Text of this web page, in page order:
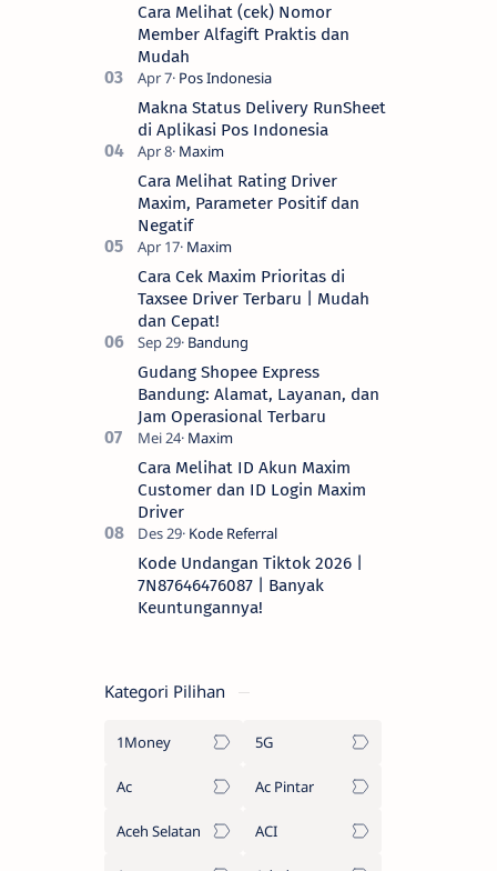
Cara Melihat (cek) Nomor
Member Alfagift Praktis dan
Mudah
Makna Status Delivery RunSheet
di Aplikasi Pos Indonesia
Cara Melihat Rating Driver
Maxim, Parameter Positif dan
Negatif
Cara Cek Maxim Prioritas di
Taxsee Driver Terbaru | Mudah
dan Cepat!
Gudang Shopee Express
Bandung: Alamat, Layanan, dan
Jam Operasional Terbaru
Cara Melihat ID Akun Maxim
Customer dan ID Login Maxim
Driver
Kode Undangan Tiktok 2026 |
7N87646476087 | Banyak
Keuntungannya!
Kategori Pilihan
1Money 5G
Ac Ac Pintar
Aceh Selatan ACI